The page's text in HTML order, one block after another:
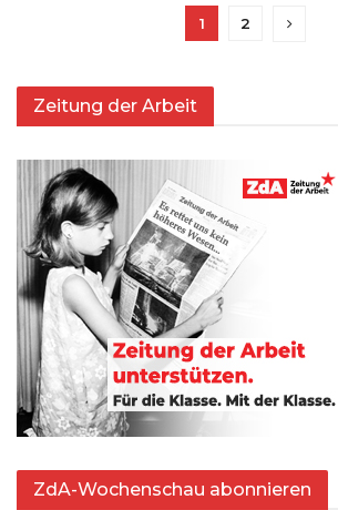
1 2
Zeitung der Arbeit
ZdA-Wochenschau abonnieren